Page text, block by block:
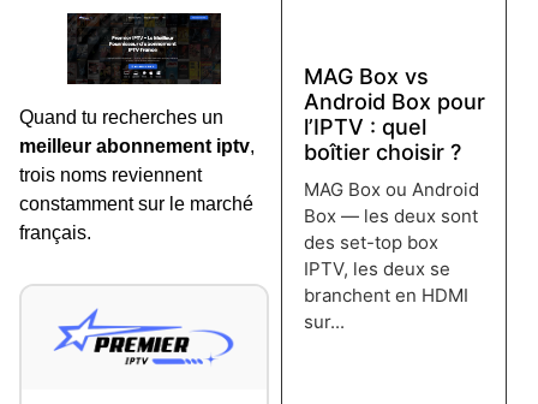
Quand tu recherches un
meilleur abonnement iptv,
trois noms reviennent
constamment sur le marché
français.
MAG Box vs
Android Box pour
l’IPTV : quel
boîtier choisir ?
MAG Box ou Android
Box — les deux sont
des set-top box
IPTV, les deux se
branchent en HDMI
sur...